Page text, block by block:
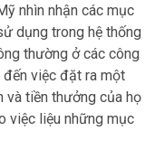
nhìn nhận các mục
dụng trong hệ thống
thường ở các công
việc đặt ra một
và tiền thưởng của họ
việc liệu những mục